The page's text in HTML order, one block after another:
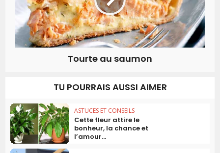
Tourte au saumon
TU POURRAIS AUSSI AIMER
ASTUCES ET CONSEILS
Cette fleur attire le
bonheur, la chance et
l’amour...